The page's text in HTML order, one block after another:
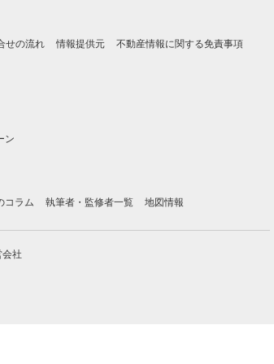
せの流れ 情報提供元 不動産情報に関する免責事項
ン
コラム 執筆者・監修者一覧 地図情報
会社